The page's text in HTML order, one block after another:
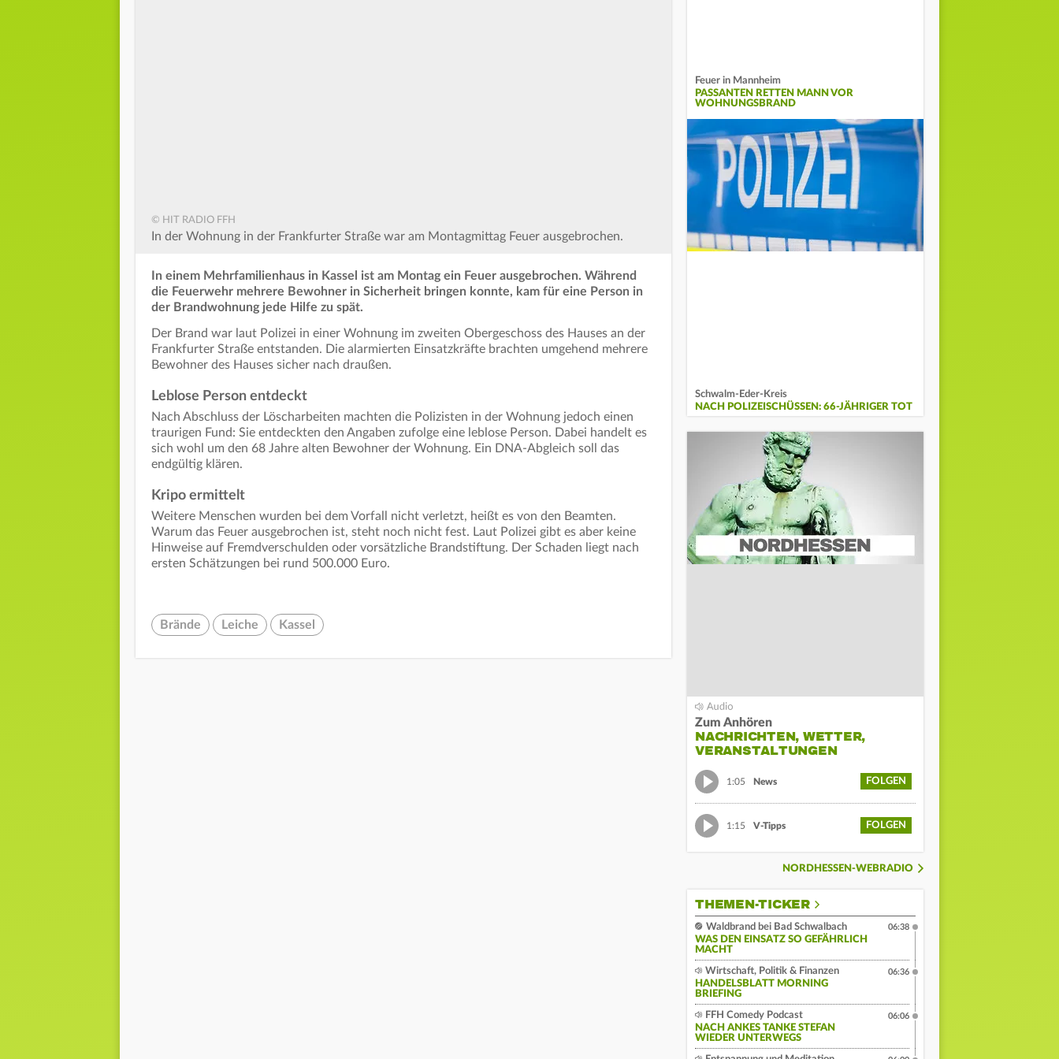
© HIT RADIO FFH
In der Wohnung in der Frankfurter Straße war am Montagmittag Feuer ausgebrochen.
In einem Mehrfamilienhaus in Kassel ist am Montag ein Feuer ausgebrochen. Während
die Feuerwehr mehrere Bewohner in Sicherheit bringen konnte, kam für eine Person in
der Brandwohnung jede Hilfe zu spät.
Der Brand war laut Polizei in einer Wohnung im zweiten Obergeschoss des Hauses an der
Frankfurter Straße entstanden. Die alarmierten Einsatzkräfte brachten umgehend mehrere
Bewohner des Hauses sicher nach draußen.
Leblose Person entdeckt
Nach Abschluss der Löscharbeiten machten die Polizisten in der Wohnung jedoch einen
traurigen Fund: Sie entdeckten den Angaben zufolge eine leblose Person. Dabei handelt es
sich wohl um den 68 Jahre alten Bewohner der Wohnung. Ein DNA-Abgleich soll das
endgültig klären.
Kripo ermittelt
Weitere Menschen wurden bei dem Vorfall nicht verletzt, heißt es von den Beamten.
Warum das Feuer ausgebrochen ist, steht noch nicht fest. Laut Polizei gibt es aber keine
Hinweise auf Fremdverschulden oder vorsätzliche Brandstiftung. Der Schaden liegt nach
ersten Schätzungen bei rund 500.000 Euro.
Brände Leiche Kassel
Feuer in Mannheim
PASSANTEN RETTEN MANN VOR
WOHNUNGSBRAND
Schwalm-Eder-Kreis
NACH POLIZEISCHÜSSEN: 66-JÄHRIGER TOT
Zum Anhören
NACHRICHTEN, WETTER,
VERANSTALTUNGEN
1:05 News FOLGEN
1:15 V-Tipps FOLGEN
NORDHESSEN-WEBRADIO
THEMEN-TICKER
Waldbrand bei Bad Schwalbach
WAS DEN EINSATZ SO GEFÄHRLICH
MACHT
06:38
Wirtschaft, Politik & Finanzen
HANDELSBLATT MORNING
BRIEFING
06:36
FFH Comedy Podcast
NACH ANKES TANKE STEFAN
WIEDER UNTERWEGS
06:06